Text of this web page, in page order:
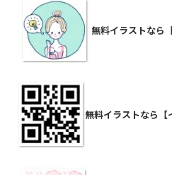
無料イラストなら
無料イラストなら【